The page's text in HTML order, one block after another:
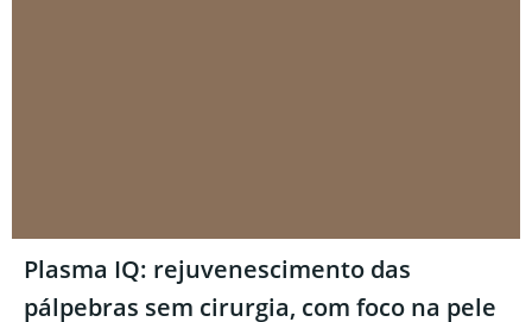
Plasma IQ: rejuvenescimento das
pálpebras sem cirurgia, com foco na pele